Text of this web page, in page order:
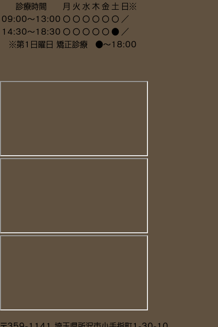
診療時間
月 火 水 木金 土 日※
09:00～13:00 〇 〇 〇 〇 〇 〇 ／
14:30～18:30 〇 〇 〇 〇 〇 ● ／
※第1日曜日 矯正診療 ●～18:00